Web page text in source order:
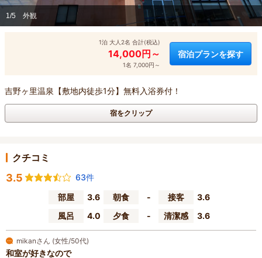
1/5 外観
1泊 大人2名 合計(税込)
14,000円～
1名 7,000円～
宿泊プランを探す
吉野ヶ里温泉【敷地内徒歩1分】無料入浴券付！
宿をクリップ
クチコミ
3.5
63件
部屋
3.6 朝食 - 接客
3.6
風呂
4.0 夕食 - 清潔感 3.6
mikanさん (女性/50代)
和室が好きなので